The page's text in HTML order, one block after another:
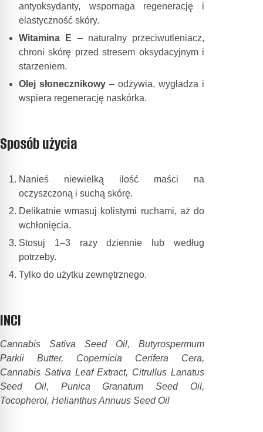
antyoksydanty, wspomaga regenerację i
elastyczność skóry.
Witamina E – naturalny przeciwutleniacz,
chroni skórę przed stresem oksydacyjnym i
starzeniem.
Olej słonecznikowy – odżywia, wygładza i
wspiera regenerację naskórka.
Sposób użycia
Nanieś niewielką ilość maści na
oczyszczoną i suchą skórę.
Delikatnie wmasuj kolistymi ruchami, aż do
wchłonięcia.
Stosuj 1–3 razy dziennie lub według
potrzeby.
Tylko do użytku zewnętrznego.
INCI
Cannabis Sativa Seed Oil, Butyrospermum
Parkii Butter, Copernicia Cerifera Cera,
Cannabis Sativa Leaf Extract, Citrullus Lanatus
Seed Oil, Punica Granatum Seed Oil,
Tocopherol, Helianthus Annuus Seed Oil